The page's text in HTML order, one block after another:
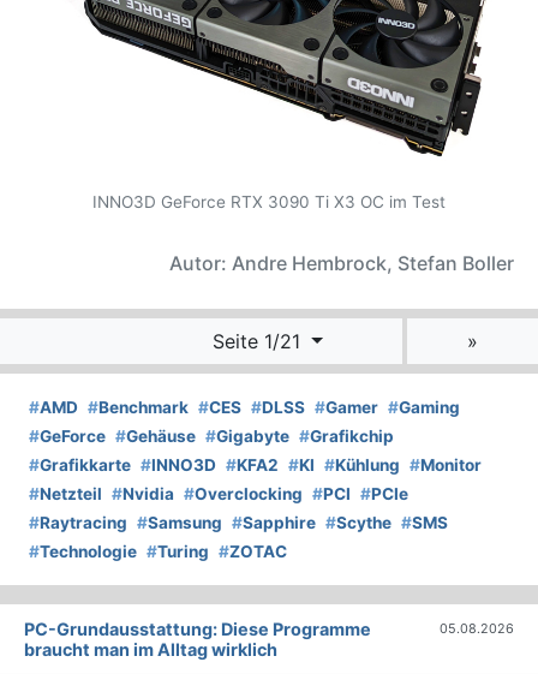
INNO3D GeForce RTX 3090 Ti X3 OC im Test
Autor: Andre Hembrock, Stefan Boller
Seite 1/21 »
#AMD #Benchmark #CES #DLSS #Gamer #Gaming
#GeForce #Gehäuse #Gigabyte #Grafikchip
#Grafikkarte #INNO3D #KFA2 #KI #Kühlung #Monitor
#Netzteil #Nvidia #Overclocking #PCI #PCIe
#Raytracing #Samsung #Sapphire #Scythe #SMS
#Technologie #Turing #ZOTAC
PC-Grundausstattung: Diese Programme
braucht man im Alltag wirklich
05.08.2026